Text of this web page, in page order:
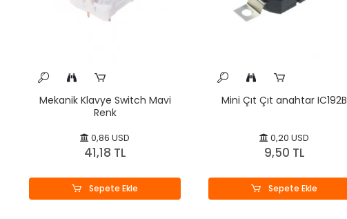
Mekanik Klavye Switch Mavi
Renk
0,86 USD
41,18 TL
Sepete Ekle
Mini Çıt Çıt anahtar IC192B
0,20 USD
9,50 TL
Sepete Ekle